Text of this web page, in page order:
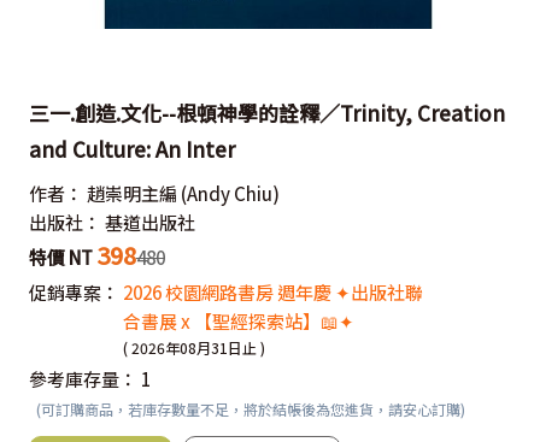
三一.創造.文化--根頓神學的詮釋／Trinity, Creation
and Culture: An Inter
作者： 趙崇明主編 (Andy Chiu)
出版社： 基道出版社
特價 NT 398480
促銷專案： 2026 校園網路書房 週年慶 ✦出版社聯
合書展 x 【聖經探索站】📖✦
( 2026年08月31日止 )
參考庫存量： 1
(可訂購商品，若庫存數量不足，將於結帳後為您進貨，請安心訂購)